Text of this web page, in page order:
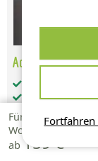
Für 1
Woche
ab 159 €
Acapulco - 3
Gesamt-
Barrierefreier
getrennte
Küche: 1
Fortfahren